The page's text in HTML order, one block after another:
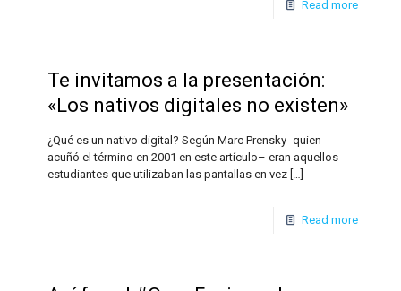
Read more
Te invitamos a la presentación:
«Los nativos digitales no existen»
¿Qué es un nativo digital? Según Marc Prensky -quien
acuñó el término en 2001 en este artículo– eran aquellos
estudiantes que utilizaban las pantallas en vez […]
Read more